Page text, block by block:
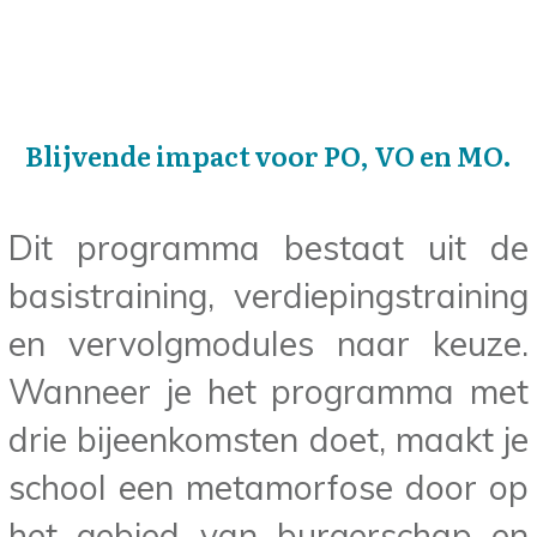
Blijvende impact voor PO, VO en MO.
Dit programma bestaat uit de
basistraining, verdiepingstraining
en vervolgmodules naar keuze.
Wanneer je het programma met
drie bijeenkomsten doet, maakt je
school een metamorfose door op